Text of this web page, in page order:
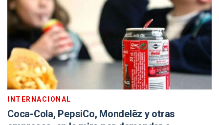
INTERNACIONAL
Coca-Cola, PepsiCo, Mondelēz y otras